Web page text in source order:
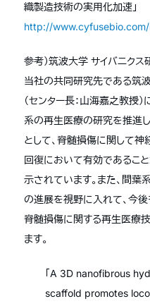
織製造技術の実用化加速」
http://
参考）筑波大学 サイバニク
当社の共同研究先である筑
（センター長：山海嘉之教授
系の再生医療の研究を推進
として、脊髄損傷に関して
回復において有効であるこ
示されています。また、間
の進展を視野に入れて、今後
脊髄損傷に関する再生医療
ます。
「A 3D nanofibrous
scaffold promotes